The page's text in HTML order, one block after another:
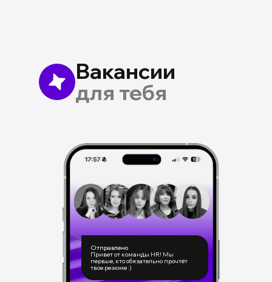
Вакансии
для тебя
Отправлено
Привет от команды HR! Мы
первые, кто обязательно прочтёт
твое резюме :)